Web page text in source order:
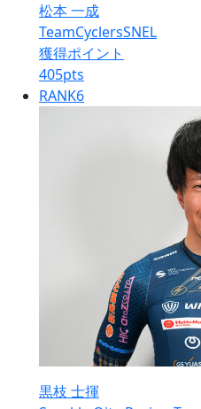
松本 一成
TeamCyclersSNEL
獲得ポイント
405pts
RANK6
黒枝 士揮